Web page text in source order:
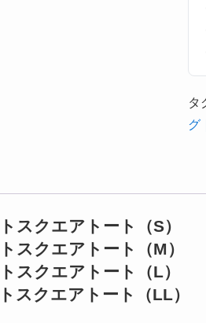
タ
グ
クエアトート（S）
クエアトート（M）
スクエアトート（L）
スクエアトート（LL）